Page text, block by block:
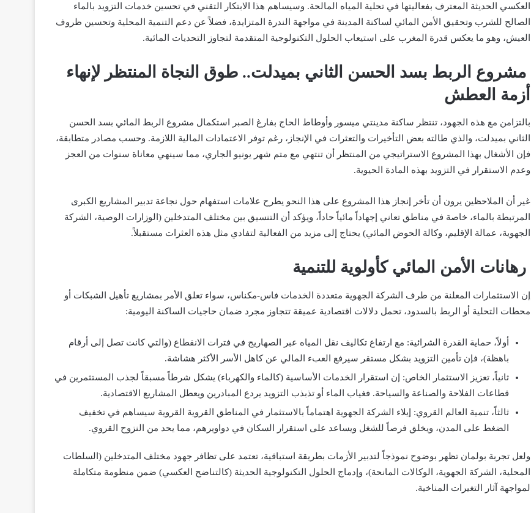
العكسي الحديثة المعترف بفعاليتها في تحلية المياه المالحة. وسيساهم هذا الابتكار التقني في تحسين خدمات التزويد بالماء
الصالح للشرب وتحقيق الأمن المائي لساكنة المدينة في مواجهة الندرة المتزايدة، فضلاً عن دعم التنمية المحلية وتحسين ظروف
العيش، وهو ما يعكس قدرة المغرب على استيعاب الحلول التكنولوجية المتقدمة لتجاوز التحديات المائية.
مشروع الربط بسد الحسن الثاني بميدلت.. طوق النجاة المنتظر لإنهاء
أزمة العطش
بالتزامن مع هذه الجهود، تنتظر ساكنة مدينتي ميسور وأوطاط الحاج بفارغ الصبر استكمال مشروع الربط المائي بسد الحسن
الثاني بميدلت، والذي طالته بعض التأخيرات والتعثرات في الإنجاز، رغم توفر الاعتمادات المالية اللازمة. وحسب مصادر متطابقة،
فإن الأشغال بهذا المشروع الاستراتيجي من المنتظر أن تنتهي مع متم شهر يونيو الجاري، مما سينهي معاناة سنوات من العجز
وعدم الاستقرار في التزويد بهذه المادة الحيوية.
غير أن الملاحظين يرون أن تأخر إنجاز هذا المشروع على هذا النحو يطرح علامات استفهام حول نجاعة تدبير المشاريع الكبرى
المرتبطة بالماء، خاصة في مناطق تعاني إجهاداً مائياً حاداً، ويؤكد أن التنسيق بين مختلف المتدخلين (الوزارات الوصية، الشركة
الجهوية، عمالة الإقليم، وكالة الحوض المائي) يحتاج إلى مزيد من الفعالية لتفادي مثل هذه العثرات مستقبلاً.
رهانات الأمن المائي كأولوية للتنمية
إن الاستثمارات المعلنة من طرف الشركة الجهوية متعددة الخدمات فاس-مكناس، سواء تعلق الأمر بمشاريع تأهيل الشبكات أو
محطات التحلية أو الربط بالسدود، تحمل دلالات اقتصادية عميقة تتجاوز مجرد ضمان حاجيات الساكنة اليومية:
أولاً، حماية القدرة الشرائية: مع ارتفاع تكاليف نقل المياه عبر الصهاريج في فترات الانقطاع (والتي كانت تصل إلى أرقام
باهظة)، فإن تأمين التزويد بشكل مستقر سيرفع العبء المالي عن كاهل الأسر الأكثر هشاشة.
ثانياً، تعزيز الاستثمار الخاص: إن استقرار الخدمات الأساسية (كالماء والكهرباء) يشكل شرطاً مسبقاً لجذب المستثمرين في
قطاعات الفلاحة والصناعة والسياحة. فغياب الماء أو تذبذب التزويد يردع المبادرين ويعطل المشاريع الاقتصادية.
ثالثاً، تنمية العالم القروي: إيلاء الشركة الجهوية اهتماماً بالاستثمار في المناطق القروية القروية سيساهم في تخفيف
الضغط على المدن، ويخلق فرصاً للشغل ويساعد على استقرار السكان في دواويرهم، مما يحد من النزوح القروي.
ولعل تجربة بولمان تظهر بوضوح نموذجاً لتدبير الأزمات بطريقة استباقية، تعتمد على تظافر جهود مختلف المتدخلين (السلطات
المحلية، الشركة الجهوية، الوكالات المانحة)، وإدماج الحلول التكنولوجية الحديثة (كالتناضح العكسي) ضمن منظومة متكاملة
لمواجهة آثار التغيرات المناخية.